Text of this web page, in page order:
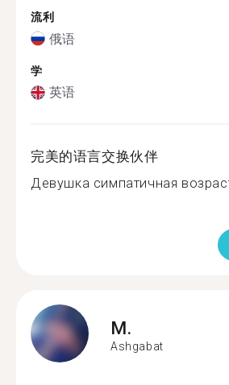
流利
俄语
学
英语
完美的语言交换伙伴
Девушка симпатичная
M.
Ashgabat